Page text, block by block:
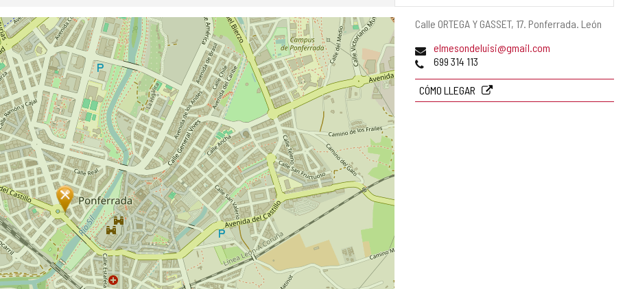
Dirección
Calle ORTEGA Y GASSET, 17. Ponferrada. León
Dirección
de
electrónico
elmesondeluisi@gmail.com
Teléfonos
699 314 113
CÓMO LLEGAR